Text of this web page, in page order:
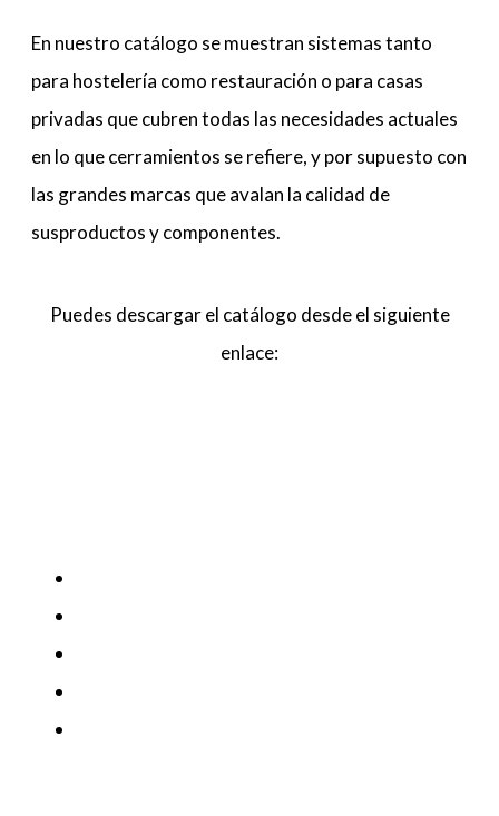
En nuestro catálogo se muestran sistemas tanto
para hostelería como restauración o para casas
privadas que cubren todas las necesidades actuales
en lo que cerramientos se refiere, y por supuesto con
las grandes marcas que avalan la calidad de
susproductos y componentes.
Puedes descargar el catálogo desde el siguiente
enlace: